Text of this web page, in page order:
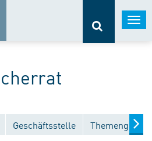
Geschäftsstelle